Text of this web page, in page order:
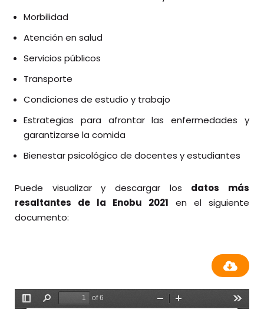
Morbilidad
Atención en salud
Servicios públicos
Transporte
Condiciones de estudio y trabajo
Estrategias para afrontar las enfermedades y
garantizarse la comida
Bienestar psicológico de docentes y estudiantes
Puede visualizar y descargar los datos más
resaltantes de la Enobu 2021 en el siguiente
documento: